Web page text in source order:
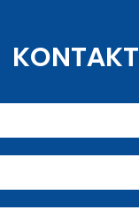
KONTAKT